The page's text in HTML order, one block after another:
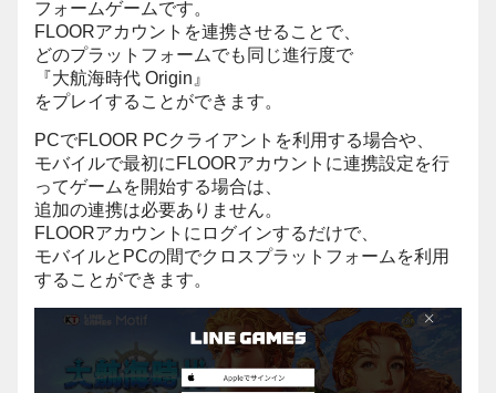
フォームゲームです。
FLOORアカウントを連携させることで、
どのプラットフォームでも同じ進行度で
『大航海時代 Origin』
をプレイすることができます。
PCでFLOOR PCクライアントを利用する場合や、
モバイルで最初にFLOORアカウントに連携設定を行
ってゲームを開始する場合は、
追加の連携は必要ありません。
FLOORアカウントにログインするだけで、
モバイルとPCの間でクロスプラットフォームを利用
することができます。